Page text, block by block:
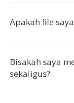
Apakah file
Bisakah saya
sekaligus?